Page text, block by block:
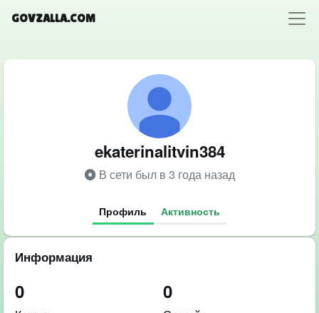
GOVZALLA.COM
ekaterinalitvin384
В сети был в 3 года назад
Профиль Активность
Информация
0 0